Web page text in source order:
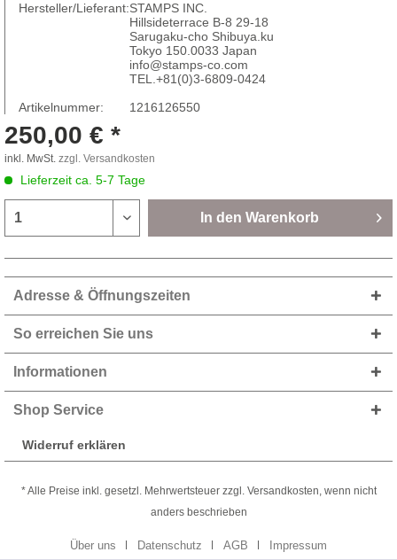
Hersteller/Lieferant:STAMPS INC.
Hillsideterrace B-8 29-18
Sarugaku-cho Shibuya.ku
Tokyo 150.0033 Japan
info@stamps-co.com
TEL.+81(0)3-6809-0424
Artikelnummer:
1216126550
250,00 € *
inkl. MwSt. zzgl. Versandkosten
Lieferzeit ca. 5-7 Tage
In den Warenkorb
Adresse & Öffnungszeiten
So erreichen Sie uns
Informationen
Shop Service
Widerruf erklären
* Alle Preise inkl. gesetzl. Mehrwertsteuer zzgl. Versandkosten, wenn nicht
anders beschrieben
Über uns Datenschutz AGB Impressum